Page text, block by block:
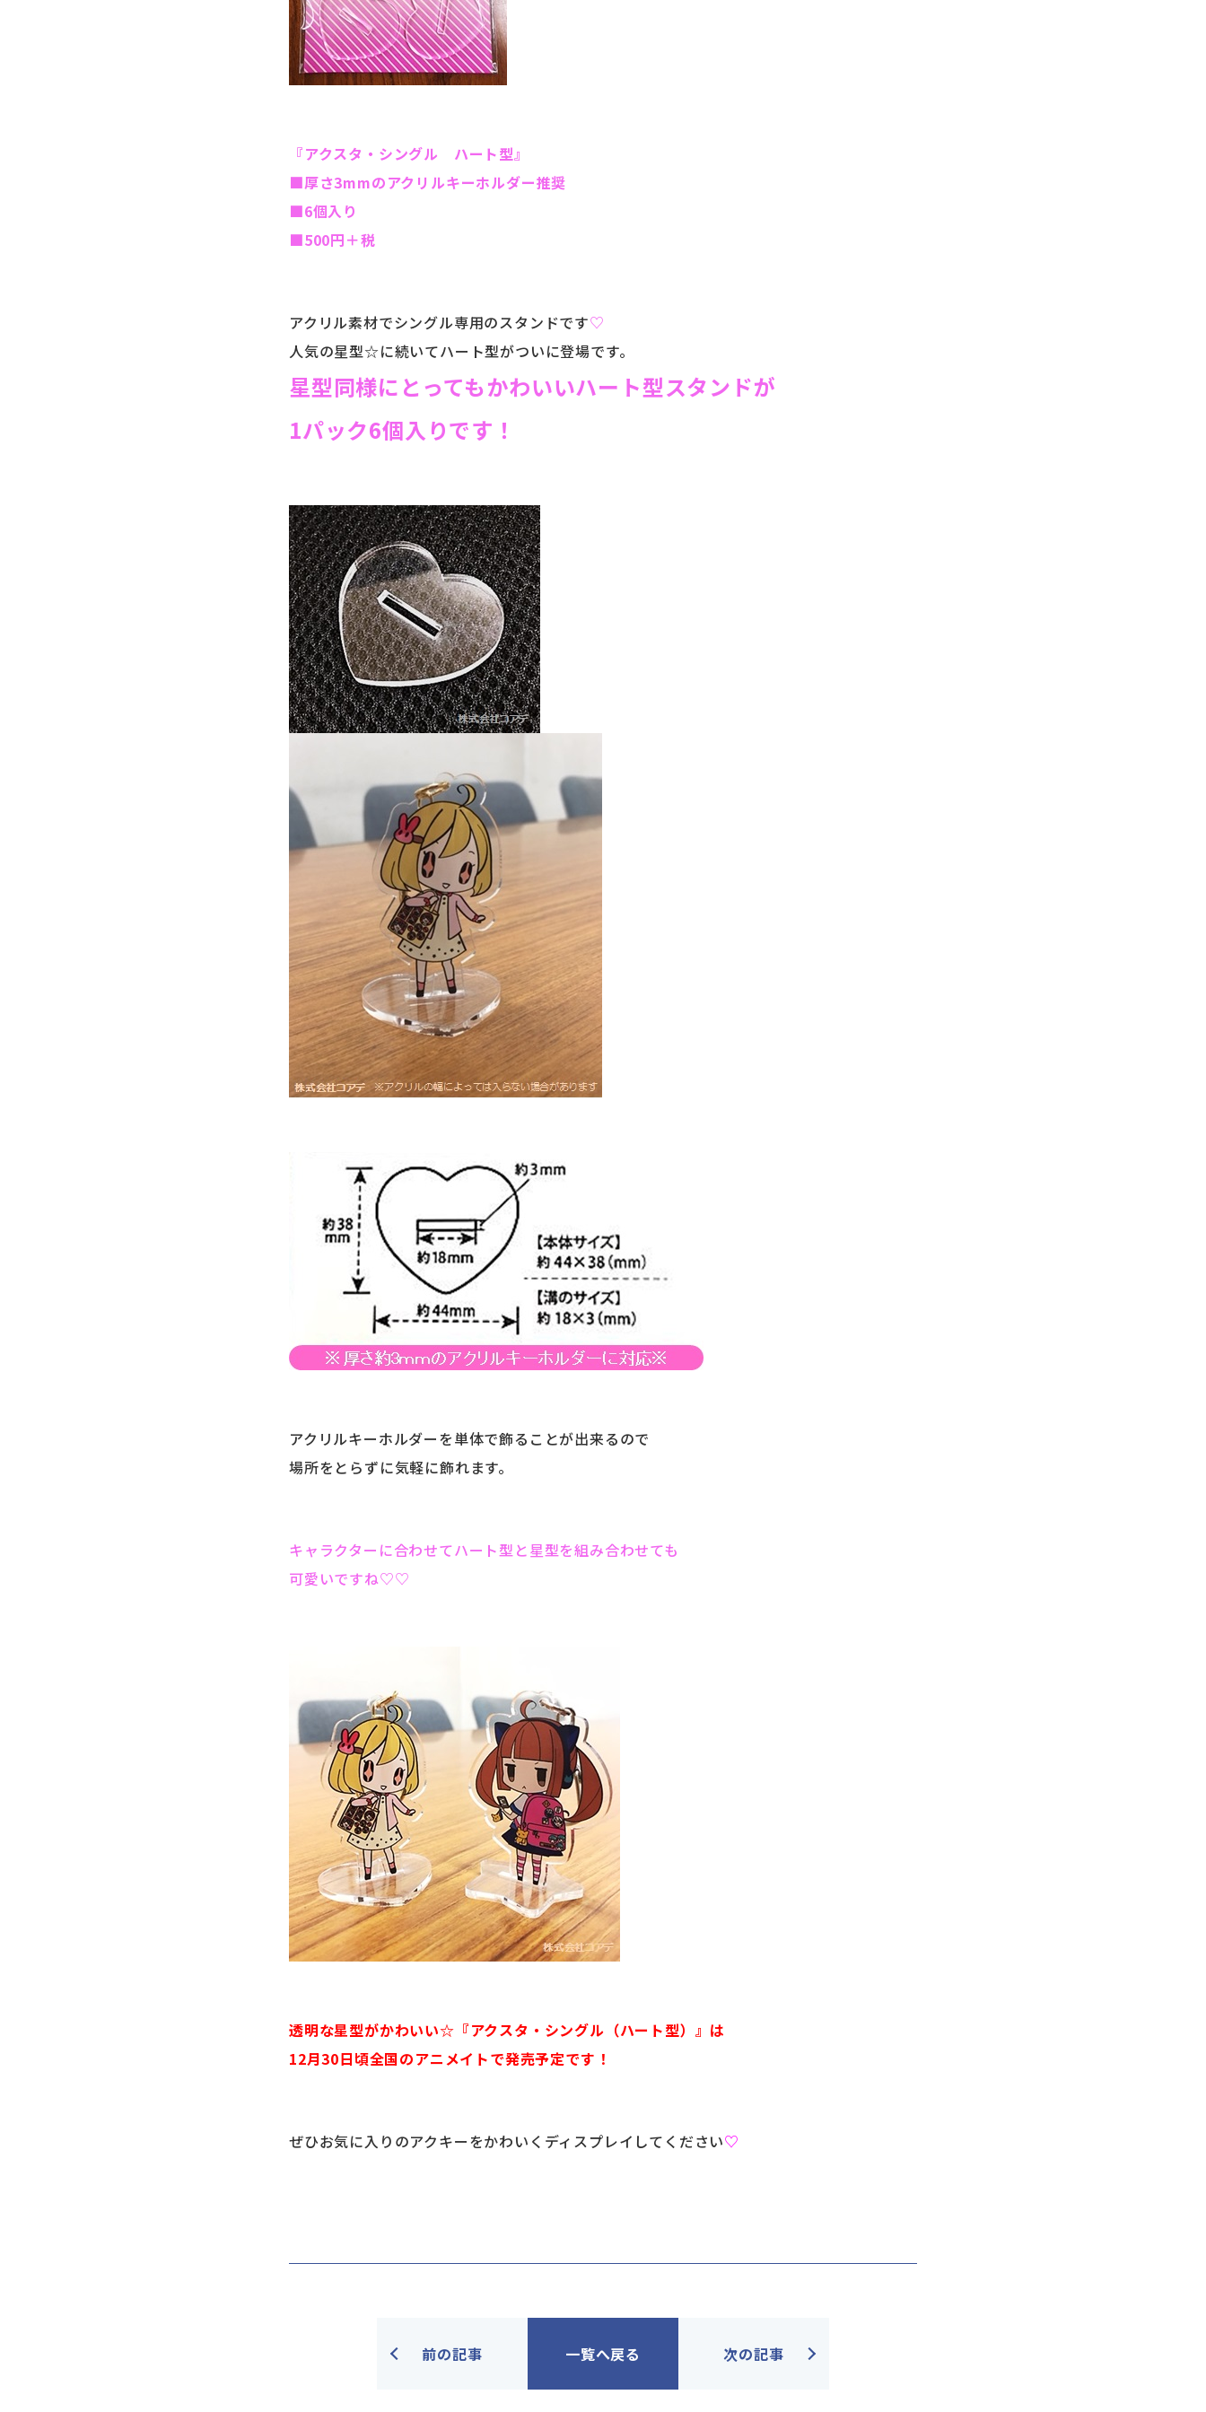
『アクスタ・シングル ハート型』
■厚さ3mmのアクリルキーホルダー推奨
■6個入り
■500円＋税
アクリル素材でシングル専用のスタンドです♡
人気の星型☆に続いてハート型がついに登場です。
星型同様にとってもかわいいハート型スタンドが
1パック6個入りです！
アクリルキーホルダーを単体で飾ることが出来るので
場所をとらずに気軽に飾れます。
キャラクターに合わせてハート型と星型を組み合わせても
可愛いですね♡♡
透明な星型がかわいい☆『アクスタ・シングル（ハート型）』は
12月30日頃全国のアニメイトで発売予定です！
ぜひお気に入りのアクキーをかわいくディスプレイしてください♡
前の記事 一覧へ戻る 次の記事